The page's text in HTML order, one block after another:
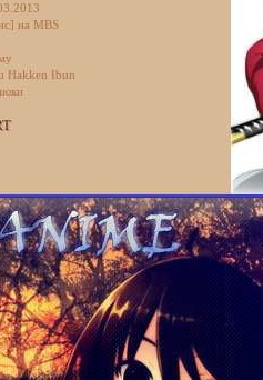
на MBS
Hakken Ibun